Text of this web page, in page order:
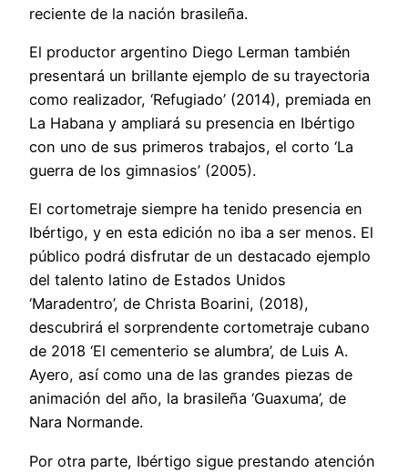
reciente de la nación brasileña.
El productor argentino Diego Lerman también
presentará un brillante ejemplo de su trayectoria
como realizador, ‘Refugiado’ (2014), premiada en
La Habana y ampliará su presencia en Ibértigo
con uno de sus primeros trabajos, el corto ‘La
guerra de los gimnasios’ (2005).
El cortometraje siempre ha tenido presencia en
Ibértigo, y en esta edición no iba a ser menos. El
público podrá disfrutar de un destacado ejemplo
del talento latino de Estados Unidos
‘Maradentro’, de Christa Boarini, (2018),
descubrirá el sorprendente cortometraje cubano
de 2018 ‘El cementerio se alumbra’, de Luis A.
Ayero, así como una de las grandes piezas de
animación del año, la brasileña ‘Guaxuma’, de
Nara Normande.
Por otra parte, Ibértigo sigue prestando atención